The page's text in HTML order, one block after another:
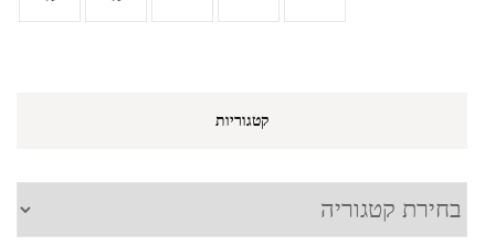
קטגוריות
קטגוריות